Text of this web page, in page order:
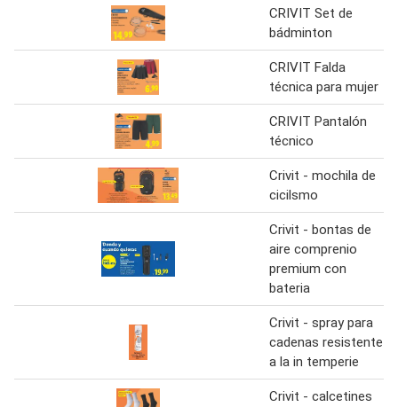
CRIVIT Set de
bádminton
CRIVIT Falda
técnica para mujer
CRIVIT Pantalón
técnico
Crivit - mochila de
cicilsmo
Crivit - bontas de
aire comprenio
premium con
bateria
Crivit - spray para
cadenas resistente
a la in temperie
Crivit - calcetines